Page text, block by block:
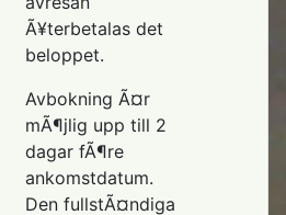
Ã¥terbetalas det
beloppet.
Avbokning Ã¤r
mÃ¶jlig upp till 2
dagar fÃ¶re
ankomstdatum.
Den fullstÃ¤ndiga